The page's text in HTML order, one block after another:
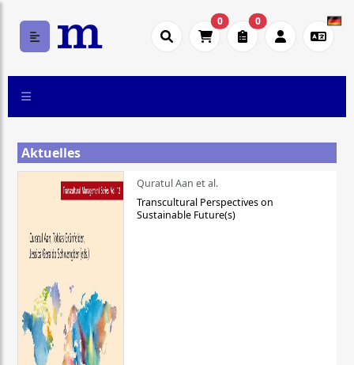
0 0
Aktuelles
Quratul Aan et al.
Transcultural Perspectives on
Sustainable Future(s)